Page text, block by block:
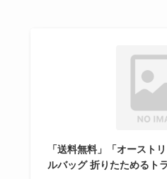
「送料無料」「オースト
ルバッグ 折りたためるト